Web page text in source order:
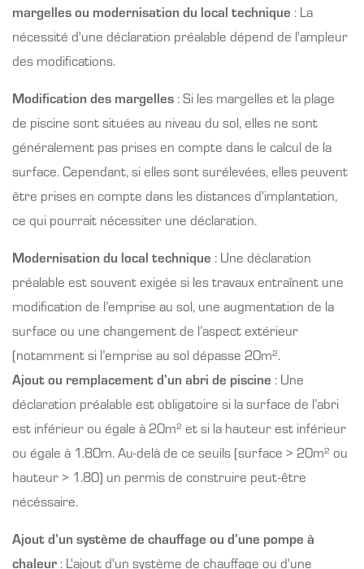
margelles ou modernisation du local technique : La
nécessité d'une déclaration préalable dépend de l'ampleur
des modifications.
Modification des margelles : Si les margelles et la plage
de piscine sont situées au niveau du sol, elles ne sont
généralement pas prises en compte dans le calcul de la
surface. Cependant, si elles sont surélevées, elles peuvent
être prises en compte dans les distances d'implantation,
ce qui pourrait nécessiter une déclaration.
Modernisation du local technique : Une déclaration
préalable est souvent exigée si les travaux entraînent une
modification de l’emprise au sol, une augmentation de la
surface ou une changement de l’aspect extérieur
(notamment si l’emprise au sol dépasse 20m².
Ajout ou remplacement d’un abri de piscine : Une
déclaration préalable est obligatoire si la surface de l’abri
est inférieur ou égale à 20m² et si la hauteur est inférieur
ou égale à 1.80m. Au-delà de ce seuils (surface > 20m² ou
hauteur > 1.80) un permis de construire peut-être
nécéssaire.
Ajout d’un système de chauffage ou d’une pompe à
chaleur : L'ajout d'un système de chauffage ou d'une